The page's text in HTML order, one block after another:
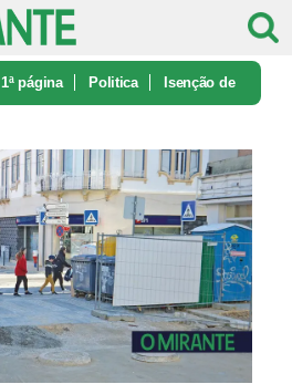
1ª página Politica Isenção de